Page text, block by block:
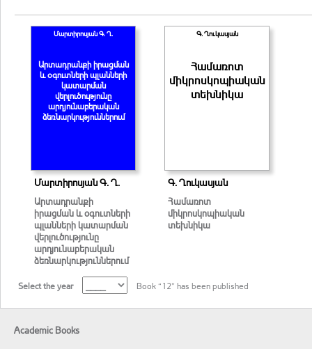
Մարտիրոսյան Գ. Ղ.
Արտադրանքի իրացման
և օգուտների պլանների
կատարման
վերլուծությունը
արդյունաբերական
ձեռնարկություններում
Մարտիրոսյան Գ. Ղ.
Արտադրանքի
իրացման և օգուտների
պլանների կատարման
վերլուծությունը
արդյունաբերական
ձեռնարկություններում
Գ. Ղուկասյան
Համառոտ
միկրոսկոպիական
տեխնիկա
Գ. Ղուկասյան
Համառոտ
միկրոսկոպիական
տեխնիկա
Select the year Book “12” has been published
Academic Books